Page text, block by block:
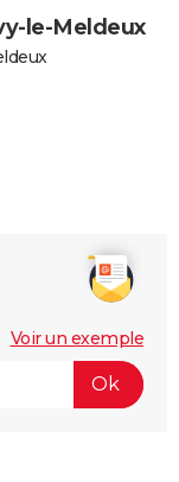
le-Meldeux
Voir un exemple